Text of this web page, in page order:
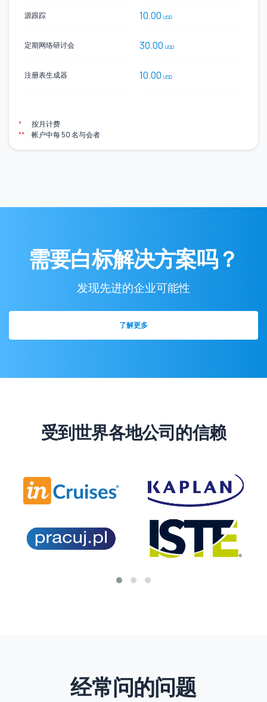
源跟踪
定期网络研讨会
注册表生成器
10.00 USD
30.00 USD
10.00 USD
*
按月计费
**
帐户中每 50 名与会者
需要白标解决方案吗？
发现先进的企业可能性
了解更多
受到世界各地公司的信赖
(opens in a new tab)
(opens in a new tab)
经常问的问题